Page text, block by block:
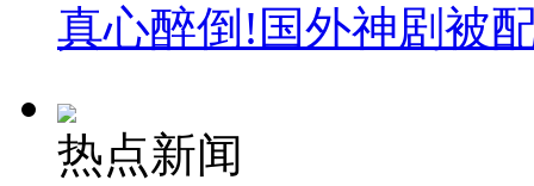
司机酒驾遇交警 急速倒车逃窜
真心醉倒!国外神剧被
热点新闻